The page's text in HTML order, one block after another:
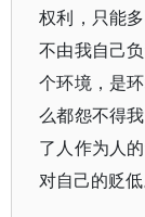
权利，只能
不由我自己
个环境，是
么都怨不得
了人作为人
对自己的贬低